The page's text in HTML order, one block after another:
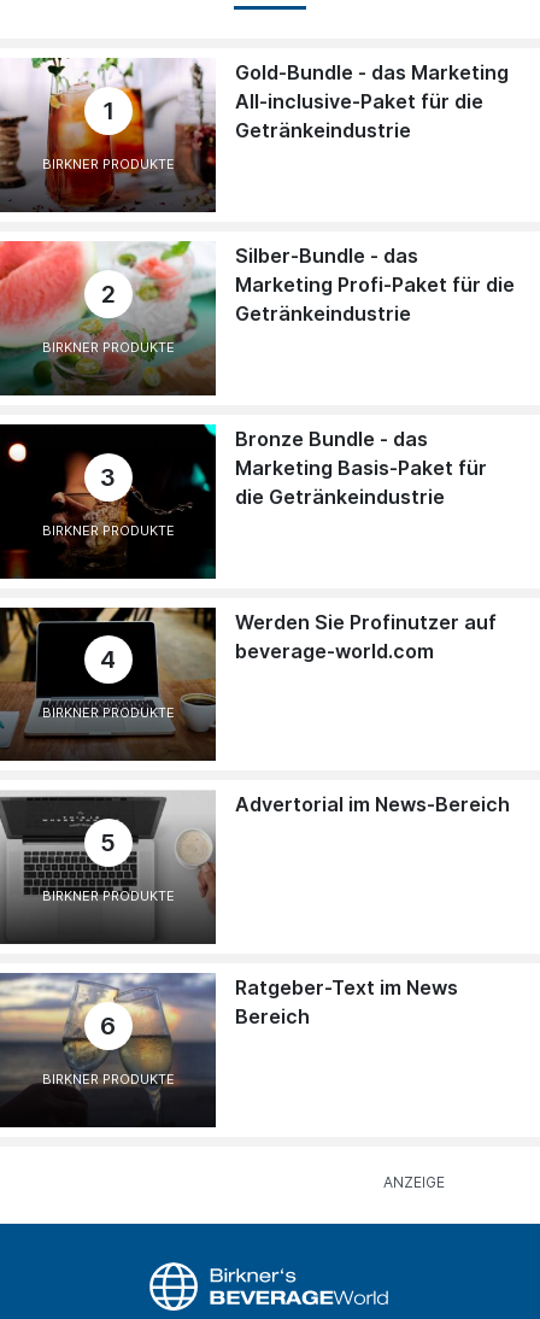
1
BIRKNER PRODUKTE
Gold-Bundle - das Marketing
All-inclusive-Paket für die
Getränkeindustrie
2
BIRKNER PRODUKTE
Silber-Bundle - das
Marketing Profi-Paket für die
Getränkeindustrie
3
BIRKNER PRODUKTE
Bronze Bundle - das
Marketing Basis-Paket für
die Getränkeindustrie
4
BIRKNER PRODUKTE
Werden Sie Profinutzer auf
beverage-world.com
5
BIRKNER PRODUKTE
Advertorial im News-Bereich
6
BIRKNER PRODUKTE
Ratgeber-Text im News
Bereich